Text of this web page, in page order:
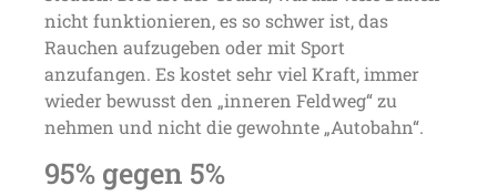
nicht funktionieren, es so schwer ist, das
Rauchen aufzugeben oder mit Sport
anzufangen. Es kostet sehr viel Kraft, immer
wieder bewusst den „inneren Feldweg“ zu
nehmen und nicht die gewohnte „Autobahn“.
95% gegen 5%